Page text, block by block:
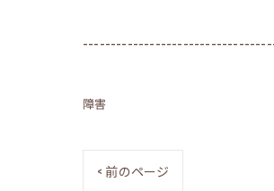
障害
< 前のページ